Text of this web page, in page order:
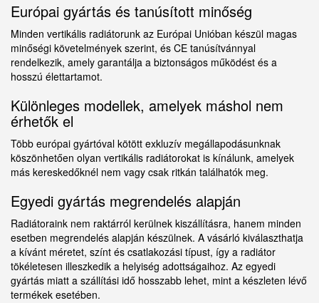
Európai gyártás és tanúsított minőség
Minden vertikális radiátorunk az Európai Unióban készül magas
minőségi követelmények szerint, és CE tanúsítvánnyal
rendelkezik, amely garantálja a biztonságos működést és a
hosszú élettartamot.
Különleges modellek, amelyek máshol nem
érhetők el
Több európai gyártóval kötött exkluzív megállapodásunknak
köszönhetően olyan vertikális radiátorokat is kínálunk, amelyek
más kereskedőknél nem vagy csak ritkán találhatók meg.
Egyedi gyártás megrendelés alapján
Radiátoraink nem raktárról kerülnek kiszállításra, hanem minden
esetben megrendelés alapján készülnek. A vásárló kiválaszthatja
a kívánt méretet, színt és csatlakozási típust, így a radiátor
tökéletesen illeszkedik a helyiség adottságaihoz. Az egyedi
gyártás miatt a szállítási idő hosszabb lehet, mint a készleten lévő
termékek esetében.